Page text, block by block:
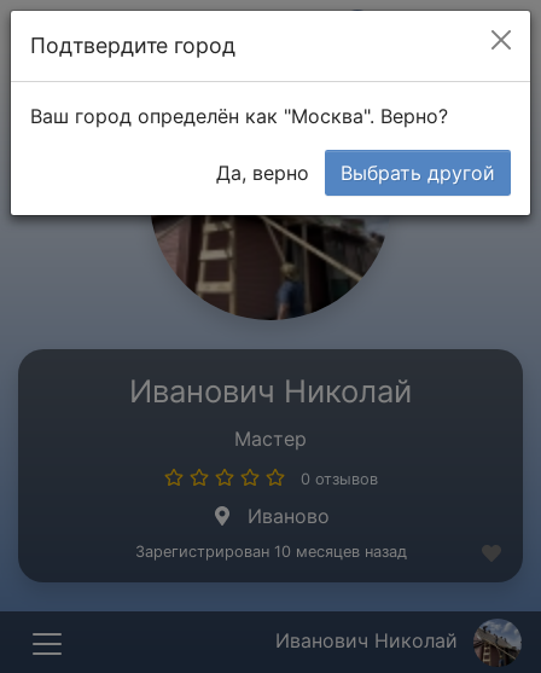
Иванович Николай
Мастер
0 отзывов
Иваново
Зарегистрирован 10 месяцев назад
Иванович Николай
Подтвердите город
Ваш город определён как "Москва". Верно?
Да, верно Выбрать другой